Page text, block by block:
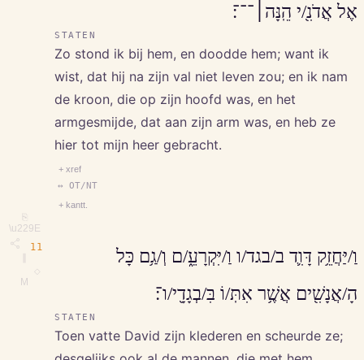
⎘
\u229E
M
אֶל אֲדֹנִ֖/י הֵֽנָּה׀־־־׃
STATEN
Zo stond ik bij hem, en doodde hem; want ik
wist, dat hij na zijn val niet leven zou; en ik nam
de kroon, die op zijn hoofd was, en het
armgesmijde, dat aan zijn arm was, en heb ze
hier tot mijn heer gebracht.
+ xref
↔ OT/NT
+ kantt.
11
וַ/יַּחֲזֵ֥ק דָּוִ֛ד ב/בגד/ו וַ/יִּקְרָעֵ֑/ם וְ/גַ֥ם כָּל
הָ/אֲנָשִׁ֖ים אֲשֶׁ֥ר אִתּֽ/וֹ בִּ/בְגָדָ֖י/ו־׃
STATEN
Toen vatte David zijn klederen en scheurde ze;